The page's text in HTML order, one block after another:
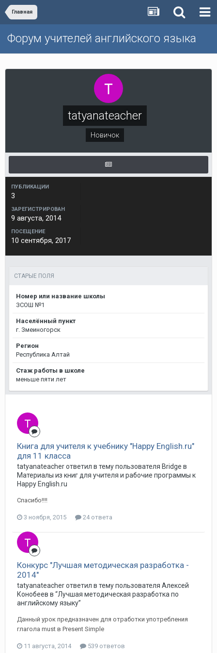
Главная
Форум учителей английского языка
tatyanateacher
Новичок
ПУБЛИКАЦИИ
3
ЗАРЕГИСТРИРОВАН
9 августа, 2014
ПОСЕЩЕНИЕ
10 сентября, 2017
СТАРЫЕ ПОЛЯ
Номер или название школы
ЗСОШ №1
Населённый пункт
г. Змеиногорск
Регион
Республика Алтай
Стаж работы в школе
меньше пяти лет
Книга для учителя к учебнику "Happy English.ru"
для 11 класса
tatyanateacher ответил в тему пользователя Bridge в
Материалы из книг для учителя и рабочие программы к
Happy English.ru
Спасибо!!!!
3 ноября, 2015 24 ответа
Конкурс "Лучшая методическая разработка -
2014"
tatyanateacher ответил в тему пользователя Алексей
Конобеев в “Лучшая методическая разработка по
английскому языку”
Данный урок предназначен для отработки употребления
глагола must в Present Simple
11 августа, 2014 539 ответов